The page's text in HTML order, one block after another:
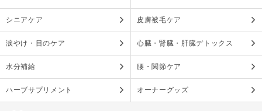
シニアケア 皮膚被毛ケア
涙やけ・目のケア 心臓・腎臓・肝臓デトックス
水分補給 腰・関節ケア
ハーブサプリメント オーナーグッズ